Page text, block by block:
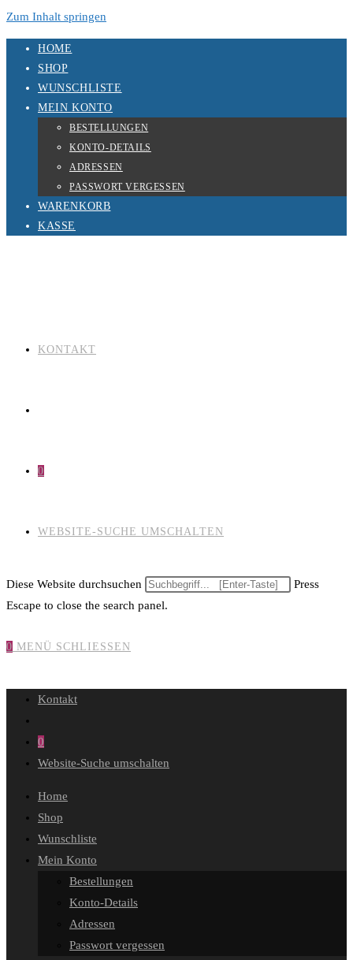
Zum Inhalt springen
HOME
SHOP
WUNSCHLISTE
MEIN KONTO
BESTELLUNGEN
KONTO-DETAILS
ADRESSEN
PASSWORT VERGESSEN
WARENKORB
KASSE
KONTAKT
0
WEBSITE-SUCHE UMSCHALTEN
Diese Website durchsuchen
Press
Escape to close the search panel.
0 MENÜ SCHLIESSEN
Kontakt
0
Website-Suche umschalten
Home
Shop
Wunschliste
Mein Konto
Bestellungen
Konto-Details
Adressen
Passwort vergessen